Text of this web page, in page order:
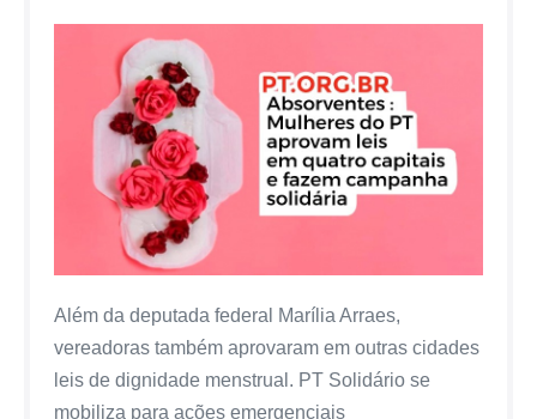
Além da deputada federal Marília Arraes,
vereadoras também aprovaram em outras cidades
leis de dignidade menstrual. PT Solidário se
mobiliza para ações emergenciais